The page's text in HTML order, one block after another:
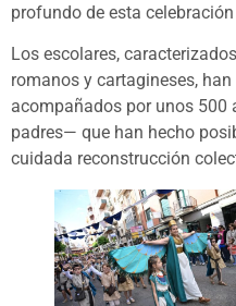
profundo de esta
Los escolares,
romanos y cartagineses,
acompañados por unos
padres— que han hecho
cuidada reconstrucción